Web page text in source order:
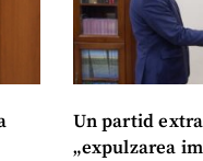
Un partid
„expulzarea